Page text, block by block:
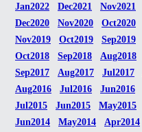
Jan2022
Dec2021 Nov2021
Dec2020
Nov2020 Oct2020
Nov2019
Oct2019 Sep2019
Oct2018
Sep2018 Aug2018
Sep2017
Aug2017 Jul2017
Aug2016
Jul2016 Jun2016
Jul2015
Jun2015 May2015
Jun2014
May2014 Apr2014